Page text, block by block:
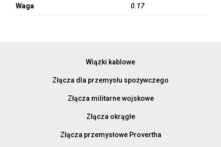
Waga 0.17
Wiązki kablowe
Złącza dla przemysłu spożywczego
Złącza militarne wojskowe
Złącza okrągłe
Złącza przemysłowe Provertha